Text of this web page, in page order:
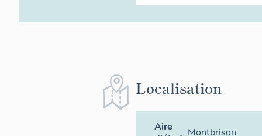
Localisation
Aire
Montbrison